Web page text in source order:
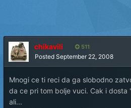
chikavili 511
Posted September 22, 2008
Mnogi ce ti reci da ga slobodno
da ce pri tom bolje vuci. Cak i dosta
ali...